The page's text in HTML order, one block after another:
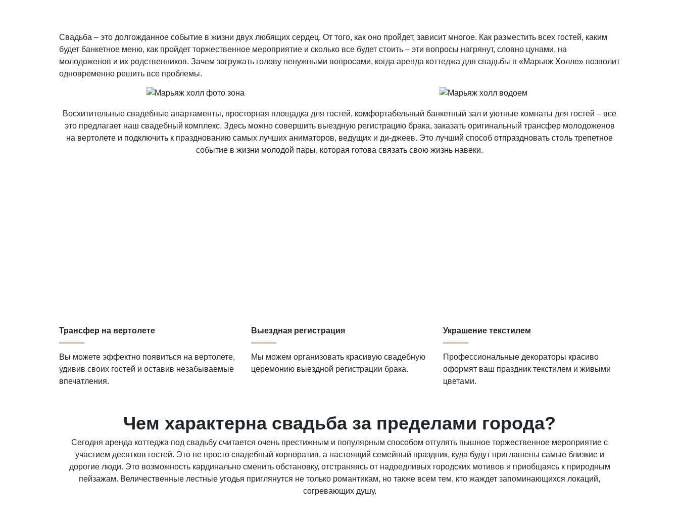
Свадьба – это долгожданное событие в жизни двух любящих сердец. От того, как оно пройдет, зависит многое. Как разместить всех гостей, каким
будет банкетное меню, как пройдет торжественное мероприятие и сколько все будет стоить – эти вопросы нагрянут, словно цунами, на
молодоженов и их родственников. Зачем загружать голову ненужными вопросами, когда аренда коттеджа для свадьбы в «Марьяж Холле» позволит
одновременно решить все проблемы.
Восхитительные свадебные апартаменты, просторная площадка для гостей, комфортабельный банкетный зал и уютные комнаты для гостей – все
это предлагает наш свадебный комплекс. Здесь можно совершить выездную регистрацию брака, заказать оригинальный трансфер молодоженов
на вертолете и подключить к празднованию самых лучших аниматоров, ведущих и ди-джеев. Это лучший способ отпраздновать столь трепетное
событие в жизни молодой пары, которая готова связать свою жизнь навеки.
Трансфер на вертолете
Вы можете эффектно появиться на вертолете,
удивив своих гостей и оставив незабываемые
впечатления.
Выездная регистрация
Мы можем организовать красивую свадебную
церемонию выездной регистрации брака.
Украшение текстилем
Профессиональные декораторы красиво
оформят ваш праздник текстилем и живыми
цветами.
Чем характерна свадьба за пределами города?
Сегодня аренда коттеджа под свадьбу считается очень престижным и популярным способом отгулять пышное торжественное мероприятие с
участием десятков гостей. Это не просто свадебный корпоратив, а настоящий семейный праздник, куда будут приглашены самые близкие и
дорогие люди. Это возможность кардинально сменить обстановку, отстраняясь от надоедливых городских мотивов и приобщаясь к природным
пейзажам. Величественные лестные угодья приглянутся не только романтикам, но также всем тем, кто жаждет запоминающихся локаций,
согревающих душу.